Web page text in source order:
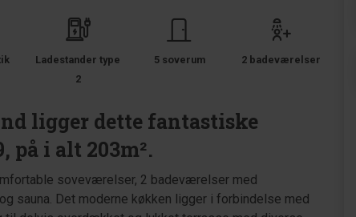
Ladestander type
2
5 soverum 2 badeværelser
ligger dette fantastiske
på i alt 203m².
soveværelser, 2 badeværelser med
sauna. Det moderne køkken ligger i forbindelse med